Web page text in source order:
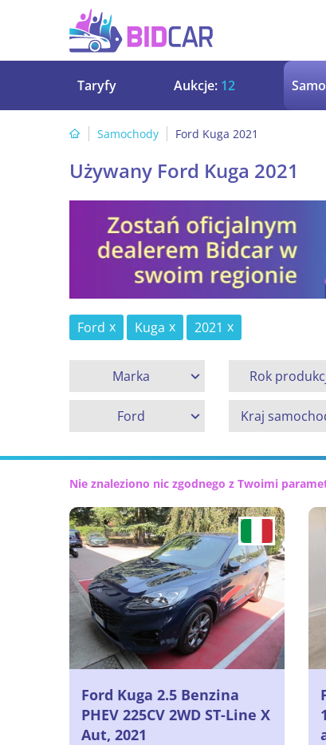
Taryfy Aukcje: 12
Samochody Ford Kuga 2021
Używany Ford Kuga 2021
Ford Kuga 2021
Marka
Ford
Rok
Kraj
Nie znaleziono nic zgodnego z Twoimi
Ford Kuga 2.5 Benzina
PHEV 225CV 2WD ST-Line X
Aut, 2021